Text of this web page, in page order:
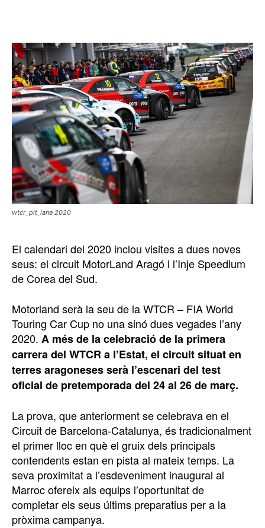
wtcr_pit_lane 2020
El calendari del 2020 inclou visites a dues noves
seus: el circuit MotorLand Aragó i l’Inje Speedium
de Corea del Sud.
Motorland serà la seu de la WTCR – FIA World
Touring Car Cup no una sinó dues vegades l’any
2020. A més de la celebració de la primera
carrera del WTCR a l’Estat, el circuit situat en
terres aragoneses serà l’escenari del test
oficial de pretemporada del 24 al 26 de març.
La prova, que anteriorment se celebrava en el
Circuit de Barcelona-Catalunya, és tradicionalment
el primer lloc en què el gruix dels principals
contendents estan en pista al mateix temps. La
seva proximitat a l’esdeveniment inaugural al
Marroc ofereix als equips l’oportunitat de
completar els seus últims preparatius per a la
pròxima campanya.